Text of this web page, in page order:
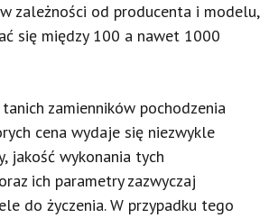
zależności od producenta i modelu,
się między 100 a nawet 1000
tanich zamienników pochodzenia
cena wydaje się niezwykle
jakość wykonania tych
ich parametry zazwyczaj
do życzenia. W przypadku tego